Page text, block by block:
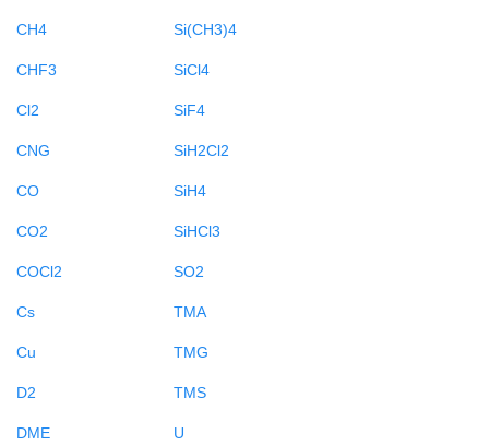
CH4
CHF3
Cl2
CNG
CO
CO2
COCl2
Cs
Cu
D2
DME
Si(CH3)4
SiCl4
SiF4
SiH2Cl2
SiH4
SiHCl3
SO2
TMA
TMG
TMS
U